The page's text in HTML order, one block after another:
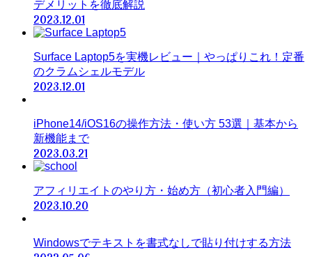
デメリットを徹底解説
2023.12.01
Surface Laptop5を実機レビュー｜やっぱりこれ！定番
のクラムシェルモデル
2023.12.01
iPhone14/iOS16の操作方法・使い方 53選｜基本から
新機能まで
2023.03.21
アフィリエイトのやり方・始め方（初心者入門編）
2023.10.20
Windowsでテキストを書式なしで貼り付けする方法